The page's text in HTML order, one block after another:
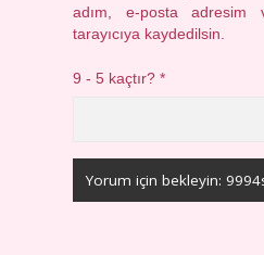
adım, e-posta
tarayıcıya kaydedilsin.
9 - 5 kaçtır?*